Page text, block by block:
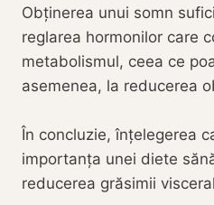
Obținerea unui somn
reglarea hormonilor care
metabolismul, ceea ce
asemenea, la reducerea
În concluzie, înțelegerea
importanța unei diete
reducerea grăsimii